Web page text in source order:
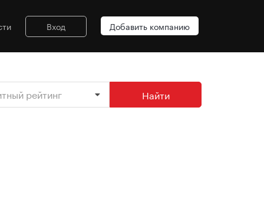
Вход Добавить компанию
рейтинг Найти